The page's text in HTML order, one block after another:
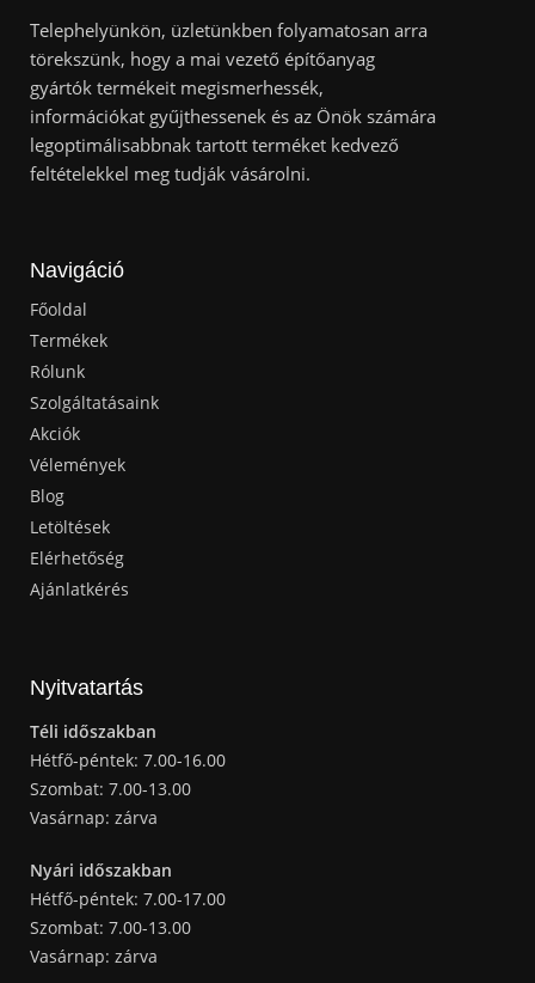
Telephelyünkön, üzletünkben folyamatosan arra
törekszünk, hogy a mai vezető építőanyag
gyártók termékeit megismerhessék,
információkat gyűjthessenek és az Önök számára
legoptimálisabbnak tartott terméket kedvező
feltételekkel meg tudják vásárolni.
Navigáció
Főoldal
Termékek
Rólunk
Szolgáltatásaink
Akciók
Vélemények
Blog
Letöltések
Elérhetőség
Ajánlatkérés
Nyitvatartás
Téli időszakban
Hétfő-péntek: 7.00-16.00
Szombat: 7.00-13.00
Vasárnap: zárva
Nyári időszakban
Hétfő-péntek: 7.00-17.00
Szombat: 7.00-13.00
Vasárnap: zárva